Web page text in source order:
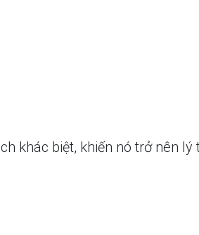
khác biệt, khiến nó trở nên lý